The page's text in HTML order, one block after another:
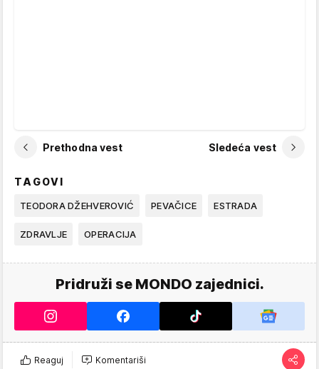
Prethodna vest Sledeća vest
TAGOVI
TEODORA DŽEHVEROVIĆ PEVAČICE ESTRADA
ZDRAVLJE OPERACIJA
Pridruži se MONDO zajednici.
Reaguj Komentariši